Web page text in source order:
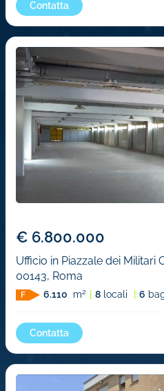
Contatta
€ 6.800.000
Ufficio in Piazzale dei Militari
00143, Roma
F 6.110 m2 8 locali 6
Contatta